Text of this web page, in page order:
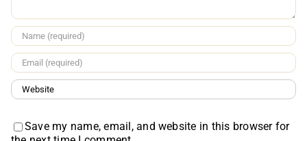
Save my name, email, and website in this browser for